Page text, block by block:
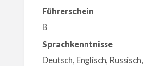
Führerschein
B
Sprachkenntnisse
Deutsch, Englisch, Russisch,